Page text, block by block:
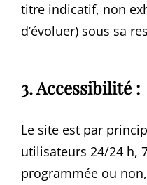
titre indicatif, non
d’évoluer) sous sa
3. Accessibilité :
Le site est par
utilisateurs 24/24 h,
programmée ou